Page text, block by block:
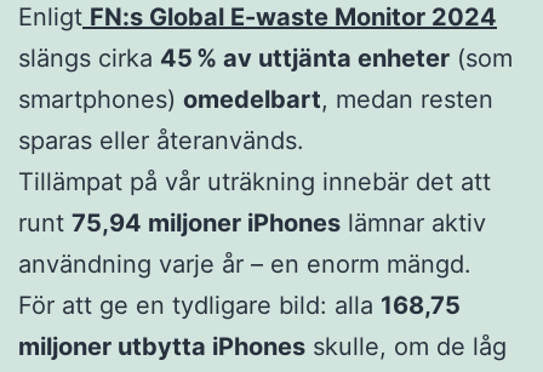
Enligt FN:s Global E-waste Monitor 2024
slängs cirka 45 % av uttjänta enheter (som
smartphones) omedelbart, medan resten
sparas eller återanvänds.
Tillämpat på vår uträkning innebär det att
runt 75,94 miljoner iPhones lämnar aktiv
användning varje år – en enorm mängd.
För att ge en tydligare bild: alla 168,75
miljoner utbytta iPhones skulle, om de låg